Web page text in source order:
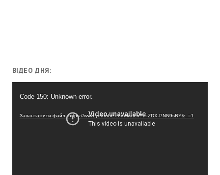
ВІДЕО ДНЯ:
Code 150: Unknown error.
Завантажити файл: https://www.youtube.com/watch?v=ZDX-PNN9sRY&_=1